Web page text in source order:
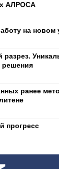
АЛРОСА
на новом
разрез.
ранее
прогресс